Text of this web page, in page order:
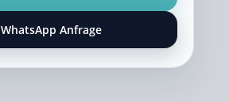
WhatsApp Anfrage